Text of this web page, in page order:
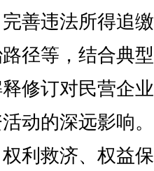
善违法所得追
径等，结合典
修订对民营企
动的深远影响
利救济、权益